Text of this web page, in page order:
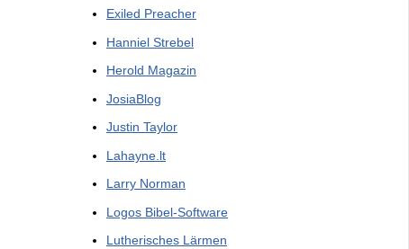
Exiled Preacher
Hanniel Strebel
Herold Magazin
JosiaBlog
Justin Taylor
Lahayne.lt
Larry Norman
Logos Bibel-Software
Lutherisches Lärmen